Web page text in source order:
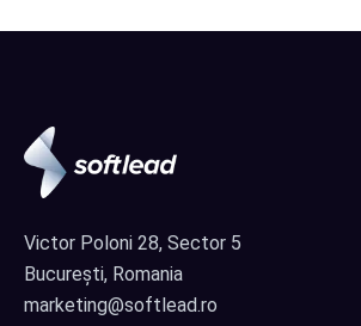
Victor Poloni 28, Sector 5
București, Romania
marketing@softlead.ro